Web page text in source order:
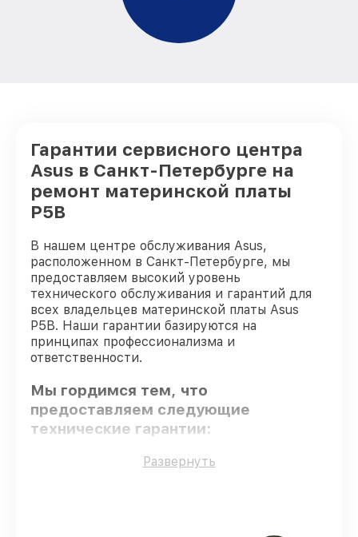
Гарантии сервисного центра
Asus в Санкт-Петербурге на
ремонт материнской платы
P5B
В нашем центре обслуживания Asus,
расположенном в Санкт-Петербурге, мы
предоставляем высокий уровень
технического обслуживания и гарантий для
всех владельцев материнской платы Asus
P5B. Наши гарантии базируются на
принципах профессионализма и
ответственности.
Мы гордимся тем, что
предоставляем следующие
технические гарантии:
Развернуть